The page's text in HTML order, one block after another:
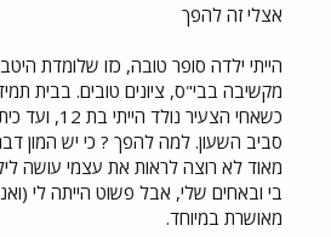
אצלי זה להפך
הייתי ילדה סופר טובה, כזו שלומדת
מקשיבה בבי"ס, ציונים טובים. בבית
כשאחי הצעיר
סביב השעון. למה להפך ? כי יש המון
מאוד לא רוצה לראות את עצמי עושה
בי ובאחים שלי, אבל פשוט הייתה לי
מאושרת במיוחד.